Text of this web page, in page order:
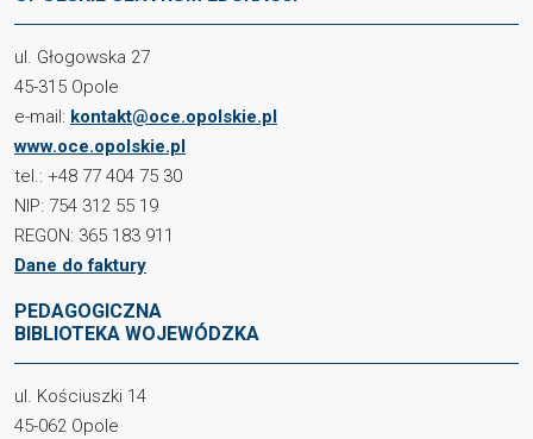
ul. Głogowska 27
45-315 Opole
e-mail: kontakt@oce.opolskie.pl
www.oce.opolskie.pl
tel.: +48 77 404 75 30
NIP: 754 312 55 19
REGON: 365 183 911
Dane do faktury
PEDAGOGICZNA
BIBLIOTEKA WOJEWÓDZKA
ul. Kościuszki 14
45-062 Opole